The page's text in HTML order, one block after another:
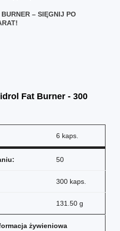
– SIĘGNIJ PO
Fat Burner - 300
6 kaps.
50
300 kaps.
131.50 g
żywieniowa